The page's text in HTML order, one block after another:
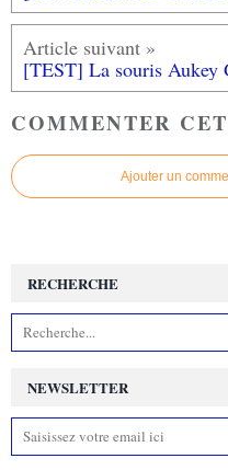
COMMENTER
Ajouter un
NEWSLETTER
RECHERCHE